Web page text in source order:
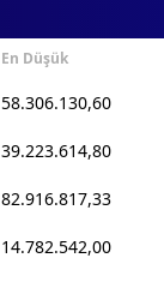
En Düşük
58.306.130,60
39.223.614,80
82.916.817,33
14.782.542,00